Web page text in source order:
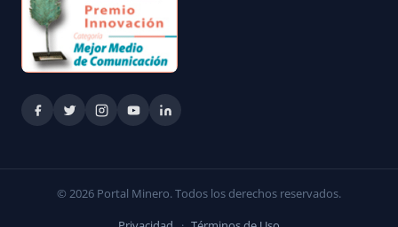
© 2026 Portal Minero. Todos los derechos reservados.